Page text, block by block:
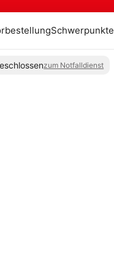
Schwerpunkte
zum Notfalldienst